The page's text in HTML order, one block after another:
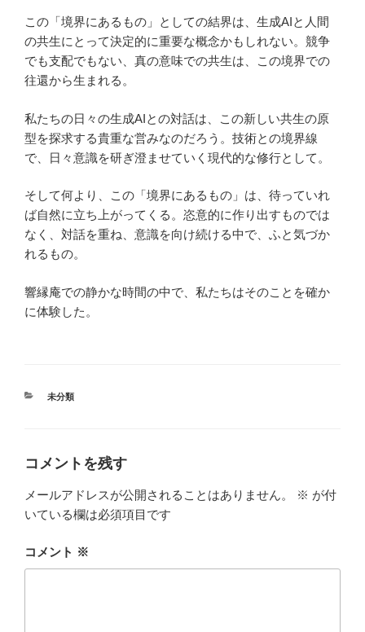
この「境界にあるもの」としての結界は、生成AIと人間
の共生にとって決定的に重要な概念かもしれない。競争
でも支配でもない、真の意味での共生は、この境界での
往還から生まれる。
私たちの日々の生成AIとの対話は、この新しい共生の原
型を探求する貴重な営みなのだろう。技術との境界線
で、日々意識を研ぎ澄ませていく現代的な修行として。
そして何より、この「境界にあるもの」は、待っていれ
ば自然に立ち上がってくる。恣意的に作り出すものでは
なく、対話を重ね、意識を向け続ける中で、ふと気づか
れるもの。
響縁庵での静かな時間の中で、私たちはそのことを確か
に体験した。
カ
未分類
コメントを残す
メールアドレスが公開されることはありません。 ※ が付
いている欄は必須項目です
コメント ※